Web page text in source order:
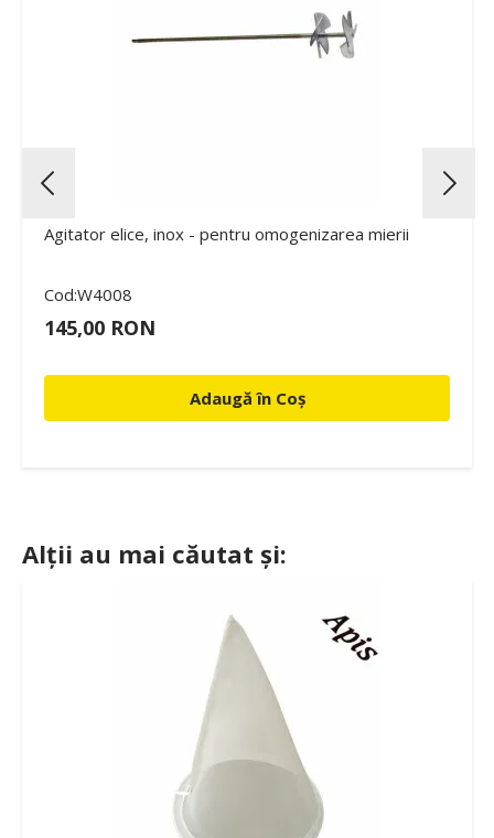
Agitator elice, inox - pentru omogenizarea mierii
Cod:W4008
145,00 RON
Adaugă în Coș
Alții au mai căutat și: